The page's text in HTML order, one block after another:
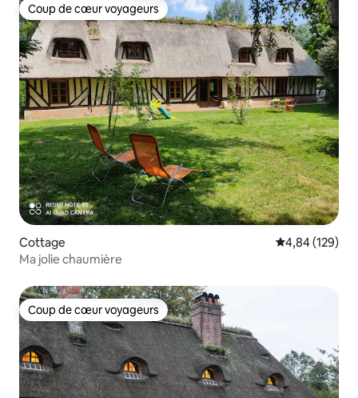
Coup de cœur voyageurs
Coup de cœur voyageurs
Cottage Évaluation
4,84 (129)
Ma jolie chaumière
Coup de cœur voyageurs
Coup de cœur voyageurs